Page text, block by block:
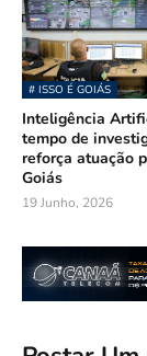
# ISSO É GOIÁS
Inteligência
tempo de
reforça atuação
Goiás
19 Junho, 2026